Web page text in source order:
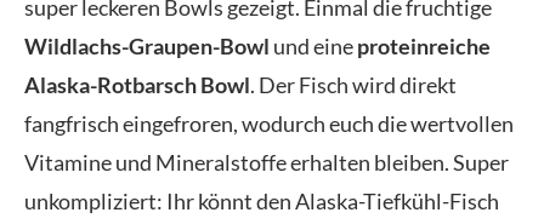
super leckeren Bowls gezeigt. Einmal die fruchtige
Wildlachs-Graupen-Bowl und eineproteinreiche
Alaska-Rotbarsch Bowl. Der Fisch wird direkt
fangfrisch eingefroren, wodurch euch die wertvollen
Vitamine und Mineralstoffe erhalten bleiben. Super
unkompliziert: Ihr könnt den Alaska-Tiefkühl-Fisch